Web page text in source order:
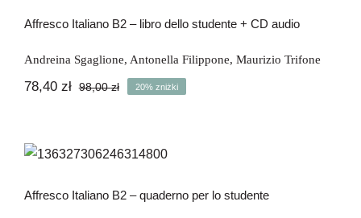
Affresco Italiano B2 – libro dello studente + CD audio
Andreina Sgaglione, Antonella Filippone, Maurizio Trifone
98,00złPierwotna
78,40 zł
Aktualna
20% zniżki
Affresco Italiano B2 – quaderno per lo
studente
Affresco Italiano B2 – quaderno per lo studente